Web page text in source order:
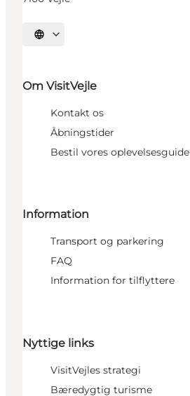
Vælg sprog
Om VisitVejle
Kontakt os
Åbningstider
Bestil vores oplevelsesguide
Information
Transport og parkering
FAQ
Information for tilflyttere
Nyttige links
VisitVejles strategi
Bæredygtig turisme